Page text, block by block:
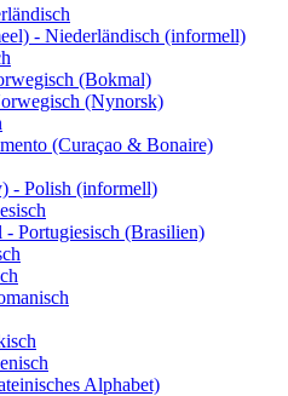
- Niederländisch (informell)
(Bokmal)
(Nynorsk)
(Curaçao & Bonaire)
- Polish (informell)
- Portugiesisch (Brasilien)
Alphabet)